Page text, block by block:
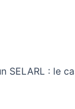
: le